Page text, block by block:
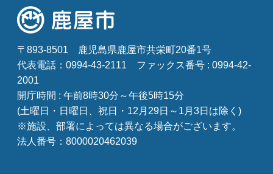
〒893-8501
鹿児島県鹿屋市共栄町20番1号
代表電話：0994-43-2111
ファックス番号 : 0994-42-
2001
開庁時間 : 午前8時30分～午後5時15分
(土曜日・日曜日、祝日・12月29日～1月3日は除く)
※施設、部署によっては異なる場合がございます。
法人番号：8000020462039